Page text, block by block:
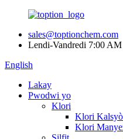
sales@toptionchem.com
Lendi-Vandredi 7:00
English
Lakay
Pwodwi yo
Klori
Klori
Klori